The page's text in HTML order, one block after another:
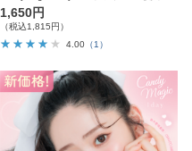
1,650円
（税込1,815円）
4.00 （1）